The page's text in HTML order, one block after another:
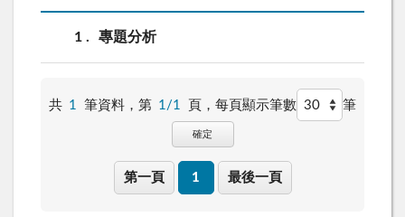
1 專題分析
共 1 筆資料，第 1/1 頁， 每頁顯示筆數 筆
確定
第一頁 1 最後一頁